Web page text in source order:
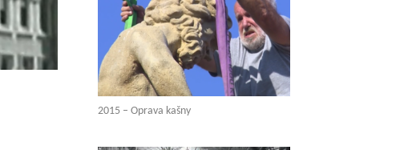
2015 – Oprava kašny